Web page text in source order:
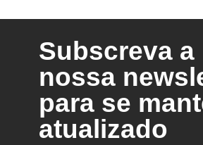
Subscreva a
nossa
para se
atualizado